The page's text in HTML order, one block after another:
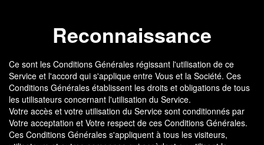
Reconnaissance
Ce sont les Conditions Générales régissant l'utilisation de ce
Service et l'accord qui s'applique entre Vous et la Société. Ces
Conditions Générales établissent les droits et obligations de tous
les utilisateurs concernant l'utilisation du Service.
Votre accès et votre utilisation du Service sont conditionnés par
Votre acceptation et Votre respect de ces Conditions Générales.
Ces Conditions Générales s'appliquent à tous les visiteurs,